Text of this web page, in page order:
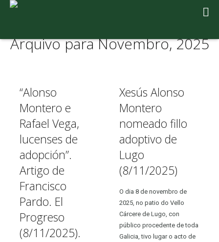
Arquivo para Novembro, 2025
“Alonso
Montero e
Rafael Vega,
lucenses de
adopción”.
Artigo de
Francisco
Pardo. El
Progreso
(8/11/2025).
Xesús Alonso
Montero
nomeado fillo
adoptivo de
Lugo
(8/11/2025)
O dia 8 de novembro de
2025, no patio do Vello
Cárcere de Lugo, con
público procedente de toda
Galicia, tivo lugar o acto de